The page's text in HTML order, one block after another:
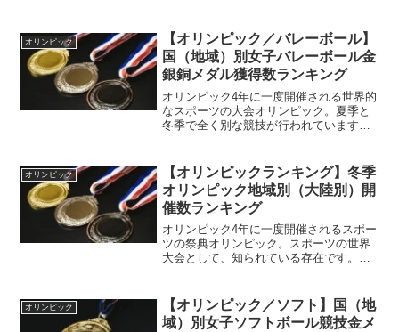
大会はフランスのパリで開催されていま
した。毎...
オリンピック
【オリンピック／バレーボール】
国（地域）別女子バレーボール金
銀銅メダル獲得数ランキング
オリンピック4年に一度開催される世界的
なスポーツの大会オリンピック。夏季と
冬季で全く別な競技が行われています。
る大会というのも、魅力の一つでしょ
う。夏季オリンピックに限...
オリンピック
【オリンピックランキング】冬季
オリンピック地域別（大陸別）開
催数ランキング
オリンピック4年に一度開催されるスポー
ツの祭典オリンピック。スポーツの世界
大会として、知られている存在です。冬
います。それが夏季オリンピックと冬季
オリンピック。それぞれ...
オリンピック
【オリンピック／ソフト】国（地
域）別女子ソフトボール競技金メ